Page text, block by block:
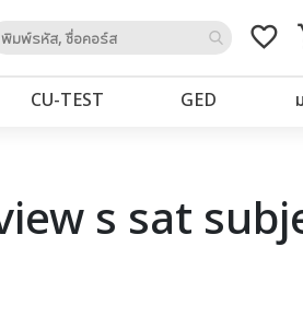
favorite_border
CU‑TEST GED
s sat